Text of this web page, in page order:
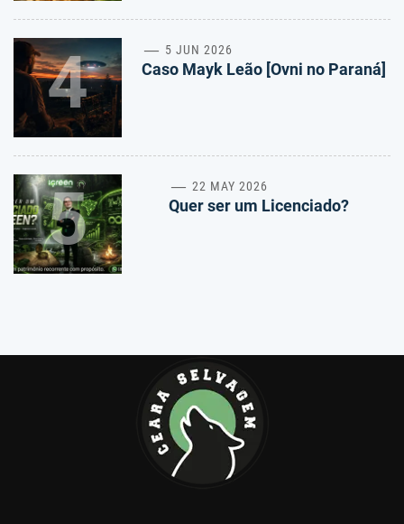
4 5 JUN 2026
Caso Mayk Leão [Ovni no Paraná]
5 22 MAY 2026
Quer ser um Licenciado?